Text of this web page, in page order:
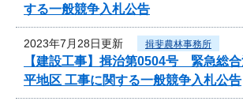
する一般競争入札公告
2023年7月28日更新 揖斐農林事務所
【建設工事】揖治第0504号 緊急総
平地区 工事に関する一般競争入札公告